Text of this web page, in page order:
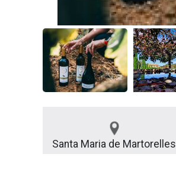
Santa Maria de Martorelles